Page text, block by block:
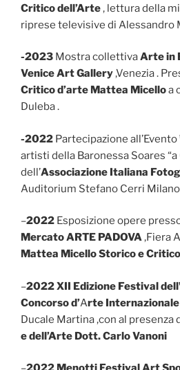
Critico dell’Arte, lettura della
riprese televisive di Alessandro
-2023 Mostra collettivaArte in
Venice Art Gallery,Venezia .
Critico d’arte Mattea Micelloa
Duleba .
-2022 Partecipazione all’Evento
artisti della Baronessa Soares “a
dell’Associazione Italiana
Auditorium Stefano Cerri Milano
–2022 Esposizione opere
Mercato ARTE PADOVA,Fiera
Mattea Micello Storico e Critico
–2022 XII Edizione Festival
Concorso d’Arte Internazionale
Ducale Martina ,con al presenza
edell’Arte Dott. Carlo Vanoni